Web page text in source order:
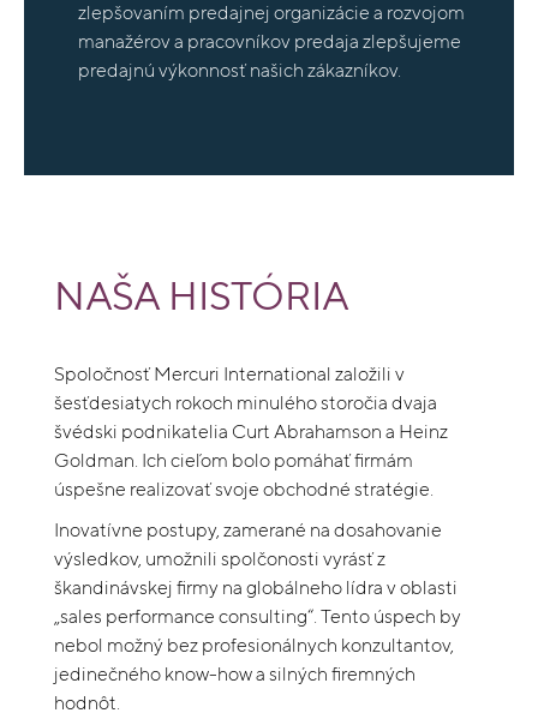
zlepšovaním predajnej organizácie a rozvojom
manažérov a pracovníkov predaja zlepšujeme
predajnú výkonnosť našich zákazníkov.
NAŠA HISTÓRIA
Spoločnosť Mercuri International založili v
šesťdesiatych rokoch minulého storočia dvaja
švédski podnikatelia Curt Abrahamson a Heinz
Goldman. Ich cieľom bolo pomáhať firmám
úspešne realizovať svoje obchodné stratégie.
Inovatívne postupy, zamerané na dosahovanie
výsledkov, umožnili spolčonosti vyrásť z
škandinávskej firmy na globálneho lídra v oblasti
„sales performance consulting“. Tento úspech by
nebol možný bez profesionálnych konzultantov,
jedinečného know-how a silných firemných
hodnôt.